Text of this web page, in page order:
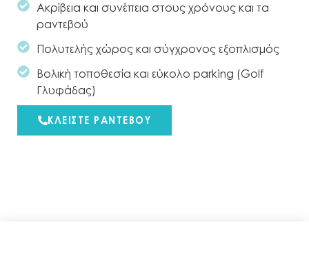
Ακρίβεια και συνέπεια στους χρόνους και τα
ραντεβού
Πολυτελής χώρος και σύγχρονος εξοπλισμός
Βολική τοποθεσία και εύκολο parking (Golf
Γλυφάδας)
ΚΛΕΙΣΤΕ ΡΑΝΤΕΒΟΥ